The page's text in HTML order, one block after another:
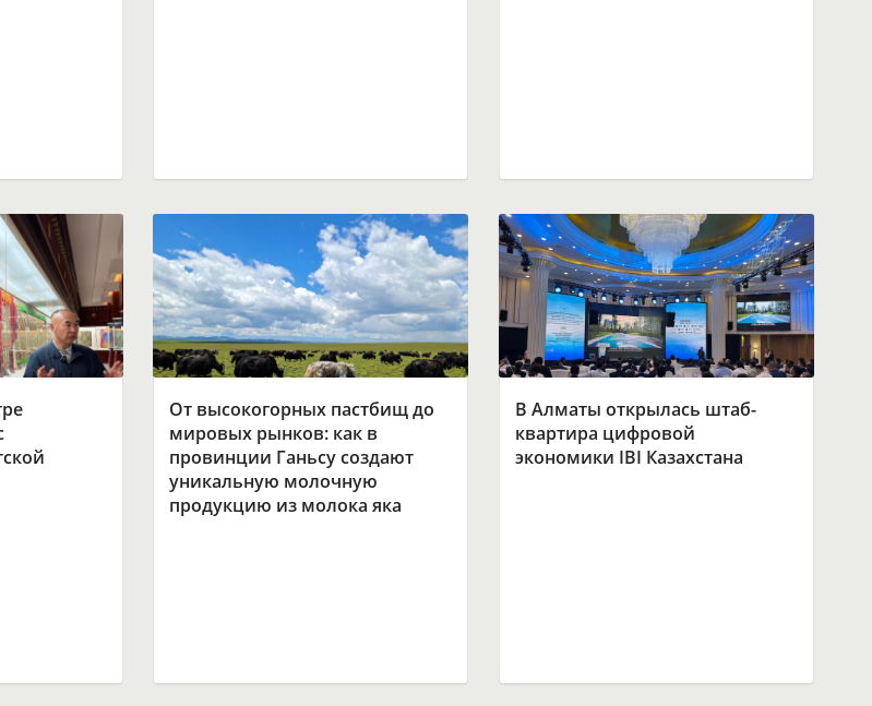
От высокогорных пастбищ до
мировых рынков: как в
провинции Ганьсу создают
уникальную молочную
продукцию из молока яка
В Алматы открылась штаб-
квартира цифровой
экономики IBI Казахстана